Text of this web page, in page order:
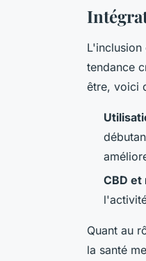
L'inclusion
tendance
être, voici
CBD
Quant au
la santé